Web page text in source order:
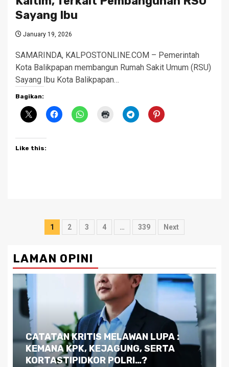
Sayang Ibu
January 19, 2026
SAMARINDA, KALPOSTONLINE.COM – Pemerintah
Kota Balikpapan membangun Rumah Sakit Umum (RSU)
Sayang Ibu Kota Balikpapan…
Bagikan:
Like this:
Posts
1 2 3 4 … 339 Next
LAMAN OPINI
Dilema Kaltim di Tengah Krisis:
Kutukan Sumber Daya Alam dan
Pemimpin yang Tak Kreatif